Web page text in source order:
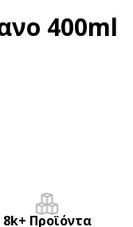
400ml
8k+ Προϊόντα